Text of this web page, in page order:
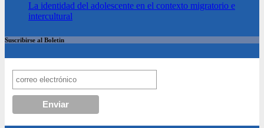
La identidad del adolescente en el contexto migratorio e
intercultural
Suscribirse al Boletin